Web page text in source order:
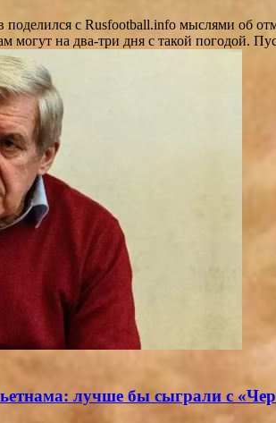
с Rusfootball.info мыслями об
могут на два-три дня с такой погодой.
лучше бы сыграли с